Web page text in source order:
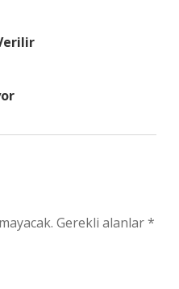
Gerekli alanlar*